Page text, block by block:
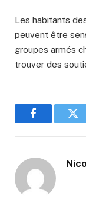
Les habitants
peuvent être
groupes armés
trouver des
Facebook